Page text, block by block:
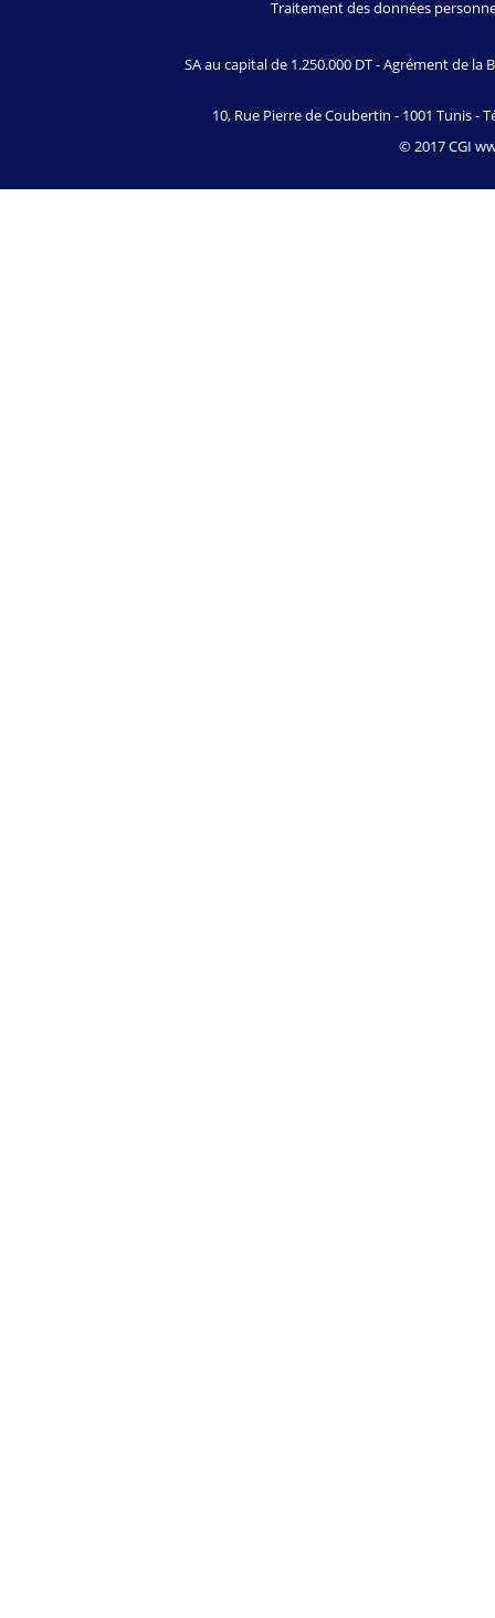
Traitement des données
SA au capital de 1.250.000 DT - Agrément de la
10, Rue Pierre de Coubertin - 1001 Tunis -
© 2017 CGI